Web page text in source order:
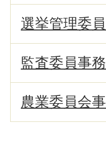
選挙管理委
監査委員事
農業委員会